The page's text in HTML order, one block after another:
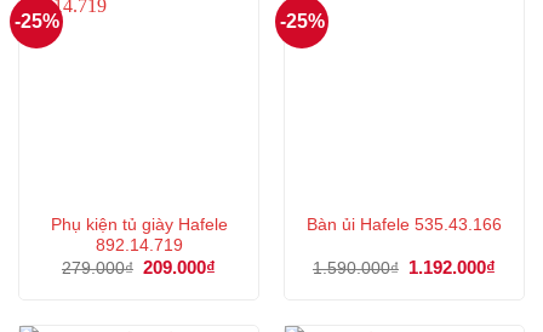
-25%
Phụ kiện tủ giày Hafele
892.14.719
279.000₫ Giá
209.000₫
-25%
Bàn ủi Hafele 535.43.166
1.590.000₫
Giá
1.192.000₫